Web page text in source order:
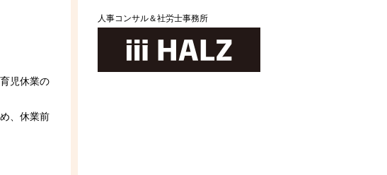
児休業の
、休業前
人事コンサル＆社労士事務所